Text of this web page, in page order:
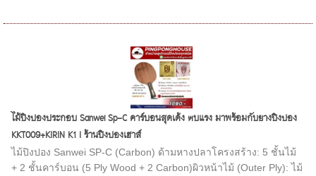
ไม้ปิงปองประกอบ Sanwei Sp-C คาร์บอนสุดเด้ง ตบแรง มาพร้อมกับยางปิงปอง
KKT009+KIRIN K1 I ร้านปิงปองเฮาส์
ไม้ปิงปอง Sanwei SP-C (Carbon) ด้ามหางปลาโครงสร้าง: 5 ชั้นไม้
+ 2 ชั้นคาร์บอน (5 Ply Wood + 2 Carbon)ผิวหน้าไม้ (Outer Ply): ไม้